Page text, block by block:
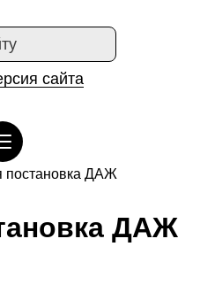
сайта
постановка ДАЖ
ДАЖ